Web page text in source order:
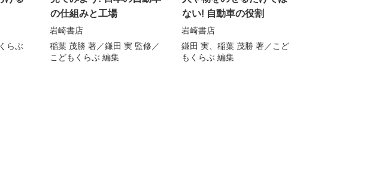
らぶ
の仕組みと工場
岩崎書店
稲葉 茂勝 著／鎌田 実 監修／
こどもくらぶ 編集
ない! 自動車の役割
岩崎書店
鎌田 実
稲葉 茂勝 著／ こど
もくらぶ 編集